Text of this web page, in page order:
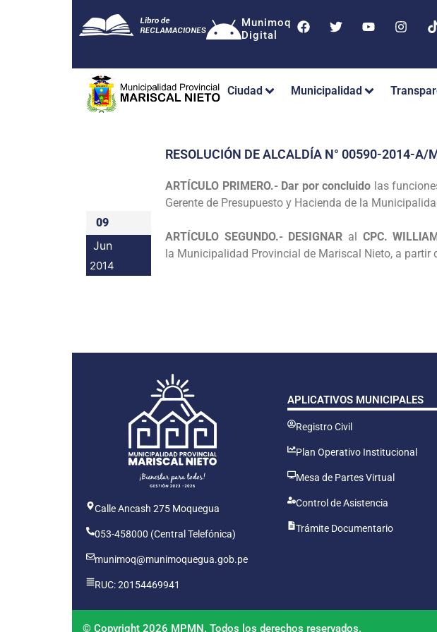
Munimoq
Digital
Ciudad Municipalidad
09
Jun
2014
RESOLUCIÓN DE ALCALDÍA N° 00590-2014-A/
ARTÍCULO PRIMERO.- Dar por concluido las
Gerente de Presupuesto y Hacienda de la
ARTÍCULO SEGUNDO.- DESIGNAR al CPC.
la Municipalidad Provincial de Mariscal Nieto, a partir
Calle Ancash 275 Moquegua
053-458000 (Central Telefónica)
munimoq@munimoquegua.gob.pe
RUC: 20154469941
APLICATIVOS MUNICIPALES
Registro Civil
Plan Operativo Institucional
Mesa de Partes Virtual
Control de Asistencia
Trámite Documentario
© Copyright 2026 MPMN. Todos los derechos reservados.